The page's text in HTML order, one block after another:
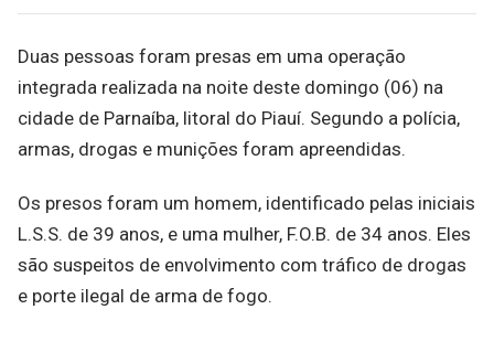
Duas pessoas foram presas em uma operação
integrada realizada na noite deste domingo (06) na
cidade de Parnaíba, litoral do Piauí. Segundo a polícia,
armas, drogas e munições foram apreendidas.
Os presos foram um homem, identificado pelas iniciais
L.S.S. de 39 anos, e uma mulher, F.O.B. de 34 anos. Eles
são suspeitos de envolvimento com tráfico de drogas
e porte ilegal de arma de fogo.